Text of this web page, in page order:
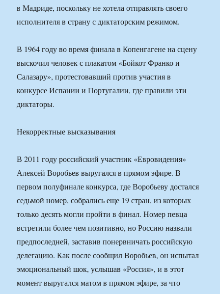
в Мадриде, поскольку не хотела отправлять своего
исполнителя в страну с диктаторским режимом.
В 1964 году во время финала в Копенгагене на сцену
выскочил человек с плакатом «Бойкот Франко и
Салазару», протестовавший против участия в
конкурсе Испании и Португалии, где правили эти
диктаторы.
Некорректные высказывания
В 2011 году российский участник «Евровидения»
Алексей Воробьев выругался в прямом эфире. В
первом полуфинале конкурса, где Воробьеву достался
седьмой номер, собрались еще 19 стран, из которых
только десять могли пройти в финал. Номер певца
встретили более чем позитивно, но Россию назвали
предпоследней, заставив понервничать российскую
делегацию. Как после сообщил Воробьев, он испытал
эмоциональный шок, услышав «Россия», и в этот
момент выругался матом в прямом эфире, за что